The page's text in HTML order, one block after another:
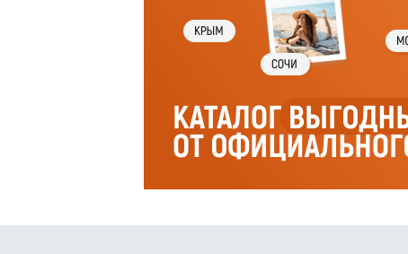
Дополнительная информация
Санаторий располагает современным
природно-минеральная вода
В летнее время на территории санатория
корт, водные аттракционы, прокат
много грибов и ягод. Здесь немало
которые действуют исцеляюще.
трассу с подъемником протяженностью
отдыха открыта тюбинговая трасса.